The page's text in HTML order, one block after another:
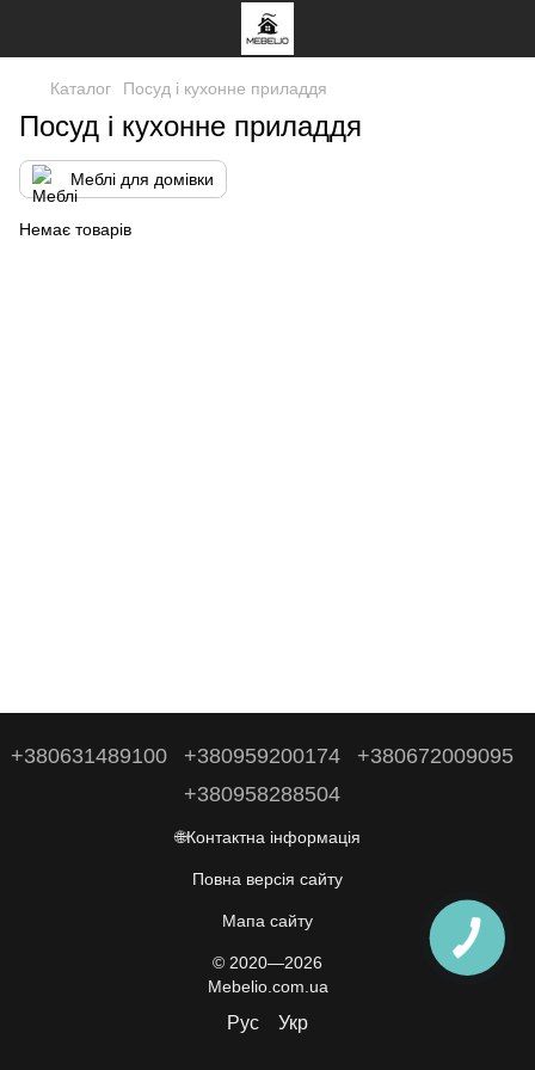
Каталог Посуд і кухонне приладдя
Посуд і кухонне приладдя
Меблі для домівки
Немає товарів
+380631489100 +380959200174
+380672009095
+380958288504
🌐Контактна інформація
Повна версія сайту
Мапа сайту
© 2020—2026
Mebelio.com.ua
Рус Укр